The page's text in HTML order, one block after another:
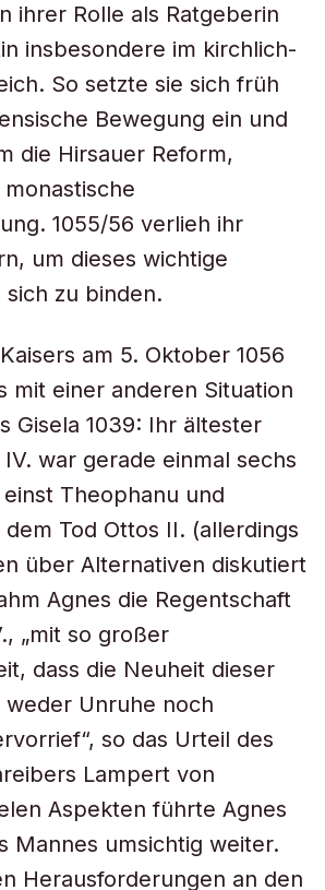
ihrer Rolle als Ratgeberin
insbesondere im kirchlich-
So setzte sie sich früh
Bewegung ein und
die Hirsauer Reform,
1055/56 verlieh ihr
um dieses wichtige
zu binden.
am 5. Oktober 1056
mit einer anderen Situation
Gisela 1039: Ihr ältester
war gerade einmal sechs
Theophanu und
Tod Ottos II. (allerdings
über Alternativen diskutiert
Agnes die Regentschaft
„mit so großer
dass die Neuheit dieser
Unruhe noch
so das Urteil des
Lampert von
Aspekten führte Agnes
Mannes umsichtig weiter.
Herausforderungen an den